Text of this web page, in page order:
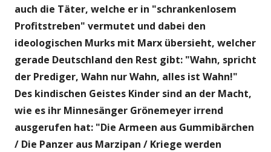
auch die Täter, welche er in "schrankenlosem
Profitstreben" vermutet und dabei den
ideologischen Murks mit Marx übersieht, welcher
gerade Deutschland den Rest gibt: "Wahn, spricht
der Prediger, Wahn nur Wahn, alles ist Wahn!"
Des kindischen Geistes Kinder sind an der Macht,
wie es ihr Minnesänger Grönemeyer irrend
ausgerufen hat: "Die Armeen aus Gummibärchen
/ Die Panzer aus Marzipan / Kriege werden